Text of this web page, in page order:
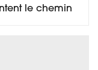
le chemin